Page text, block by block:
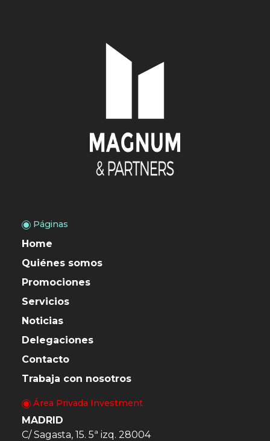
Páginas
Home
Quiénes somos
Promociones
Servicios
Noticias
Delegaciones
Contacto
Trabaja con nosotros
Área Privada Investment
MADRID
C/ Sagasta, 15. 5ª izq. 28004